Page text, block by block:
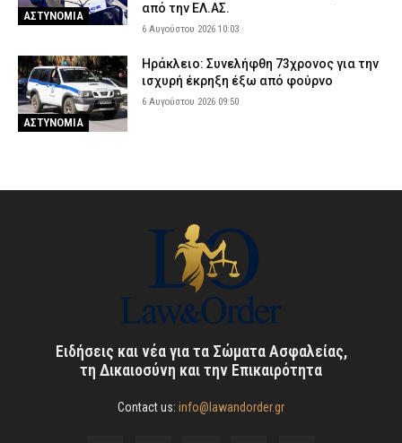
ΑΣΤΥΝΟΜΙΑ
από την ΕΛ.ΑΣ.
6 Αυγούστου 2026 10:03
ΑΣΤΥΝΟΜΙΑ
Ηράκλειο: Συνελήφθη 73χρονος για την
ισχυρή έκρηξη έξω από φούρνο
6 Αυγούστου 2026 09:50
Ειδήσεις και νέα για τα Σώματα Ασφαλείας,
τη Δικαιοσύνη και την Επικαιρότητα
Contact us: info@lawandorder.gr